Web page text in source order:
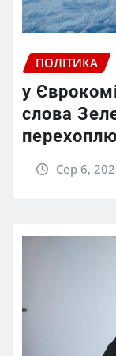
ПОЛІТИКА
у
слова
Сер 6,